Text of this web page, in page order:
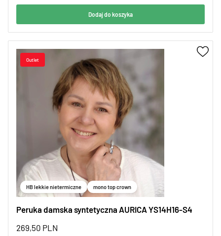
Dodaj do koszyka
HB lekkie nietermiczne mono top crown
Peruka damska syntetyczna AURICA YS14H16-S4
269,50 PLN